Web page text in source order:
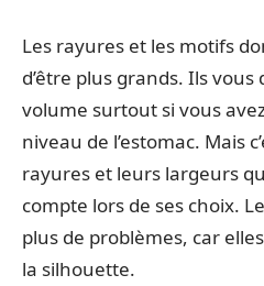
Les rayures et les motifs
d’être plus grands. Ils
volume surtout si vous
niveau de l’estomac. Mais
rayures et leurs largeurs
compte lors de ses choix.
plus de problèmes, car
la silhouette.